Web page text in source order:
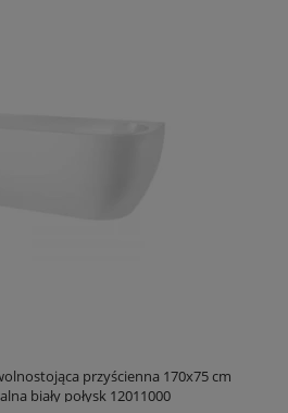
przyścienna 170x75 cm
biały połysk 12011000